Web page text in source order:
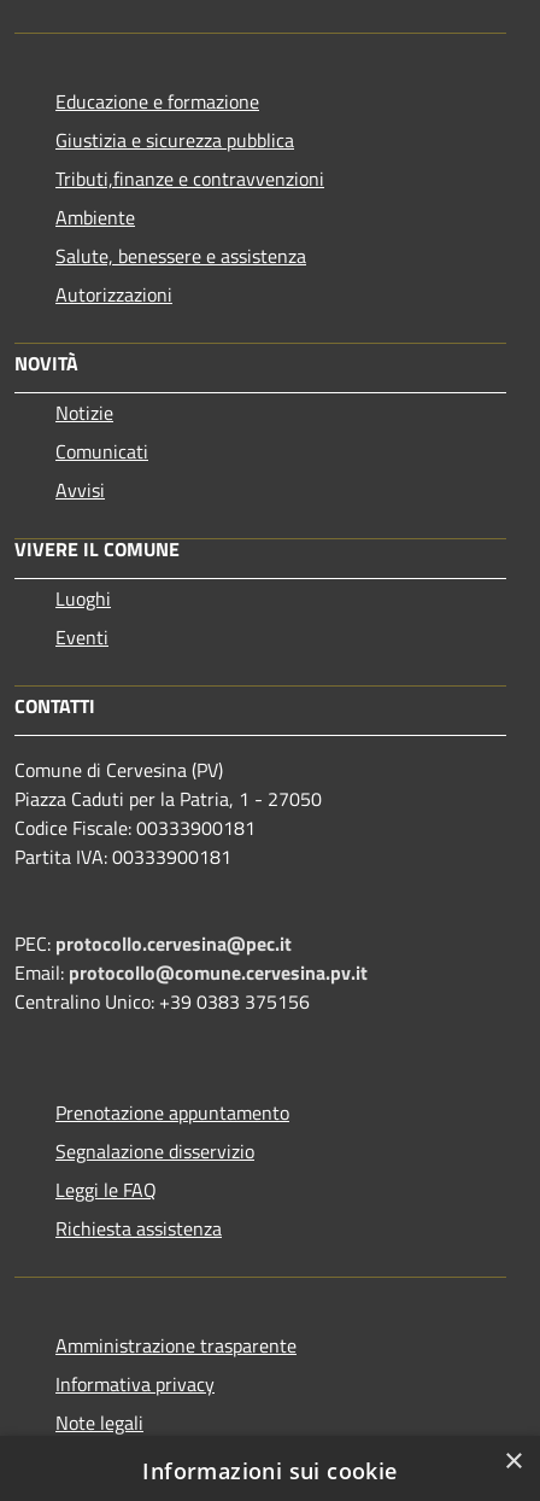
Educazione e formazione
Giustizia e sicurezza pubblica
Tributi,finanze e contravvenzioni
Ambiente
Salute, benessere e assistenza
Autorizzazioni
NOVITÀ
Notizie
Comunicati
Avvisi
VIVERE IL COMUNE
Luoghi
Eventi
CONTATTI
Comune di Cervesina (PV)
Piazza Caduti per la Patria, 1 - 27050
Codice Fiscale: 00333900181
Partita IVA: 00333900181
PEC: protocollo.cervesina@pec.it
Email: protocollo@comune.cervesina.pv.it
Centralino Unico: +39 0383 375156
Prenotazione appuntamento
Segnalazione disservizio
Leggi le FAQ
Richiesta assistenza
Amministrazione trasparente
Informativa privacy
Note legali
Dichiarazione di accessibilità
×
Informazioni sui cookie